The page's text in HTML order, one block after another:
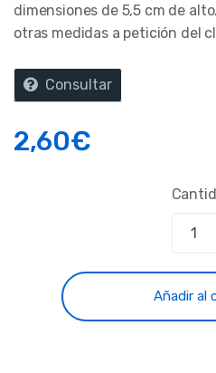
dimensiones de 5,5 cm de
otras medidas a petición del
Consultar
2,60€
Añadir al